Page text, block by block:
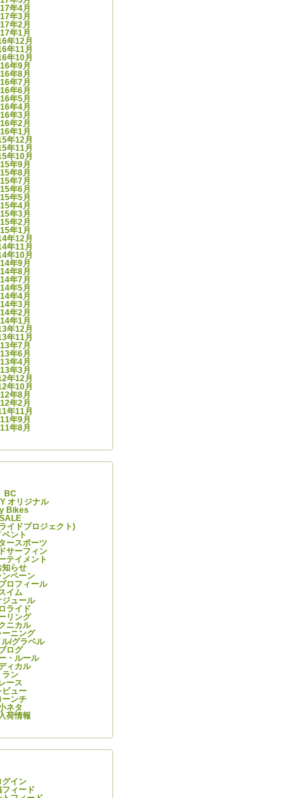
年4月
年3月
年2月
年1月
年12月
年11月
年10月
年9月
年8月
年7月
年6月
年5月
年4月
年3月
年2月
年1月
年12月
年11月
年10月
年9月
年8月
年7月
年6月
年5月
年4月
年3月
年2月
年1月
年12月
年11月
年10月
年9月
年8月
年7月
年5月
年4月
年3月
年2月
年1月
年12月
年11月
年7月
年6月
年4月
年3月
年12月
年10月
年8月
年2月
年11月
年9月
年8月
BC
オリジナル
Bikes
SALE
イドプロジェクト)
ベント
ースポーツ
サーフィン
テイメント
知らせ
ンペーン
ロフィール
イム
ジュール
ライド
リング
ニカル
ーニング
ル/グラベル
ログ
・ルール
ィカル
ラン
レース
ビュー
ーンチ
ネタ
荷情報
グイン
フィード